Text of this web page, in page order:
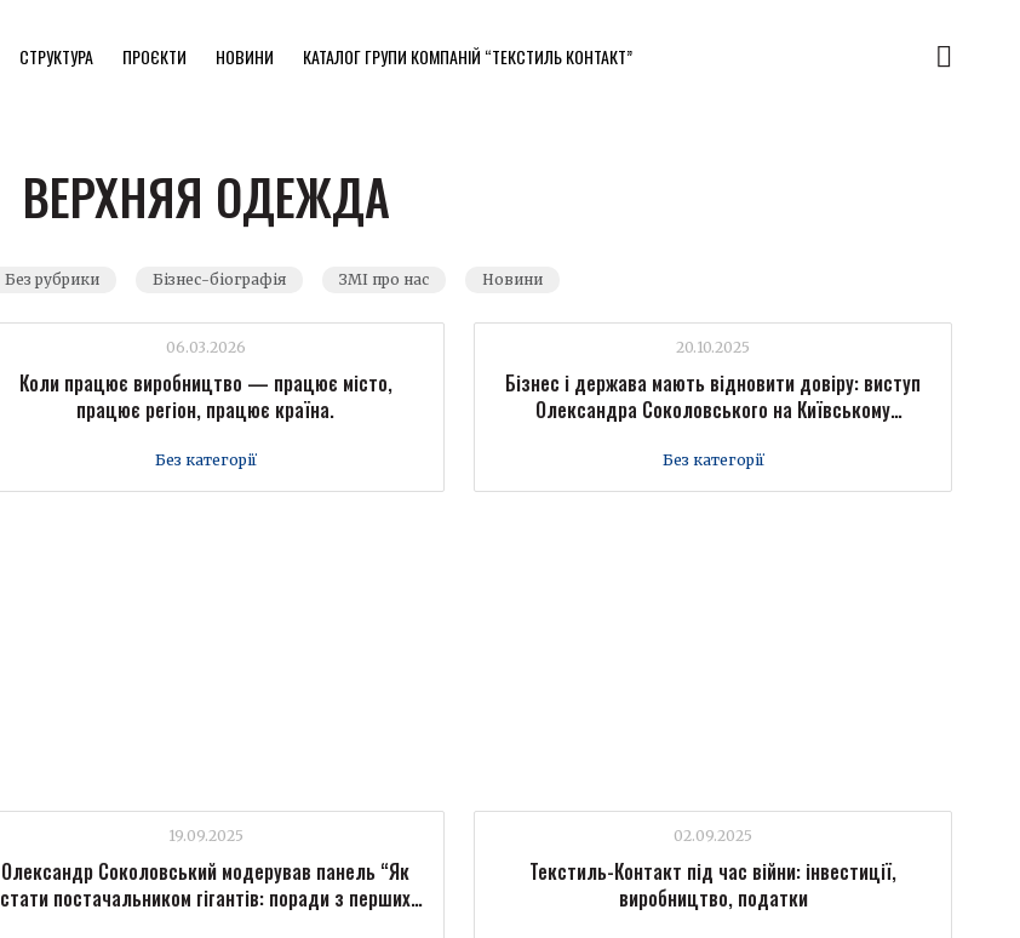
СТРУКТУРА ПРОЄКТИ НОВИНИ КАТАЛОГ ГРУПИ КОМПАНІЙ “ТЕКСТИЛЬ КОНТАКТ”
ВЕРХНЯЯ ОДЕЖДА
Без рубрики Бізнес-біографія ЗМІ про нас Новини
06.03.2026
Коли працює виробництво — працює місто,
працює регіон, працює країна.
Без категорії
20.10.2025
Бізнес і держава мають відновити довіру: виступ
Олександра Соколовського на Київському
Без категорії
19.09.2025
Олександр Соколовський модерував панель “Як
стати постачальником гігантів: поради з перших
02.09.2025
Текстиль-Контакт під час війни: інвестиції,
виробництво, податки